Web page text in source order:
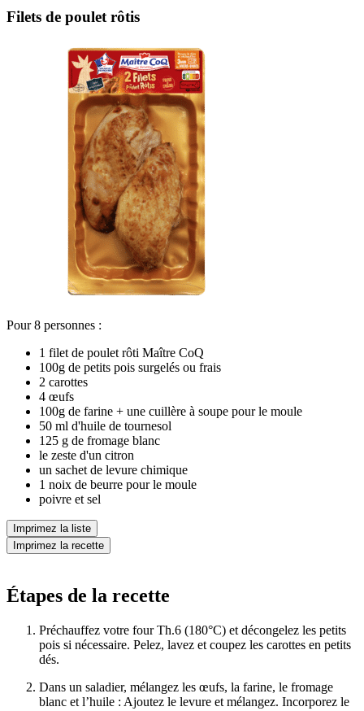
Filets de poulet rôtis
Pour 8 personnes :
1 filet de poulet rôti Maître CoQ
100g de petits pois surgelés ou frais
2 carottes
4 œufs
100g de farine + une cuillère à soupe pour le moule
50 ml d'huile de tournesol
125 g de fromage blanc
le zeste d'un citron
un sachet de levure chimique
1 noix de beurre pour le moule
poivre et sel
Imprimez la liste
Imprimez la recette
Étapes de la recette
Préchauffez votre four Th.6 (180°C) et décongelez les petits
pois si nécessaire. Pelez, lavez et coupez les carottes en petits
dés.
Dans un saladier, mélangez les œufs, la farine, le fromage
blanc et l’huile : Ajoutez le levure et mélangez. Incorporez le